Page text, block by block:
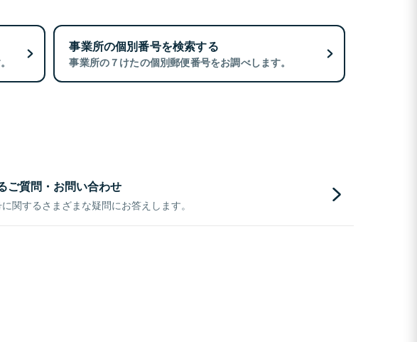
事業所の個別番号を検索する
事業所の７けたの個別郵便番号をお調べします。
ご質問・お問い合わせ
関するさまざまな疑問にお答えします。